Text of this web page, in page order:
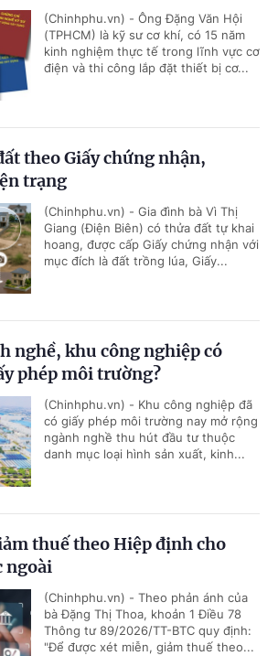
(Chinhphu.vn) - Ông Đặng Văn Hội
(TPHCM) là kỹ sư cơ khí, có 15 năm
kinh nghiệm thực tế trong lĩnh vực cơ
điện và thi công lắp đặt thiết bị cơ...
theo Giấy chứng nhận,
trạng
(Chinhphu.vn) - Gia đình bà Vì Thị
Giang (Điện Biên) có thửa đất tự khai
hoang, được cấp Giấy chứng nhận với
mục đích là đất trồng lúa, Giấy...
nghề, khu công nghiệp có
phép môi trường?
(Chinhphu.vn) - Khu công nghiệp đã
có giấy phép môi trường nay mở rộng
ngành nghề thu hút đầu tư thuộc
danh mục loại hình sản xuất, kinh...
thuế theo Hiệp định cho
ngoài
(Chinhphu.vn) - Theo phản ánh của
bà Đặng Thị Thoa, khoản 1 Điều 78
Thông tư 89/2026/TT-BTC quy định:
"Để được xét miễn, giảm thuế theo...